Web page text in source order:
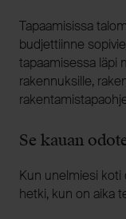
Tapaamisissa
budjettiinne
tapaamisessa läpi
rakennuksille,
Se kauan
Kun unelmiesi koti
hetki, kun on aika